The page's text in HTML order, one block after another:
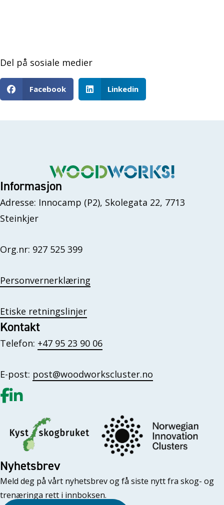
Del på sosiale medier
Facebook Linkedin
Informasjon
Adresse: Innocamp (P2), Skolegata 22, 7713
Steinkjer
Org.nr: 927 525 399
Personvernerklæring
Etiske retningslinjer
Kontakt
Telefon: +47 95 23 90 06
E-post: post@woodworkscluster.no
Gå til vår Facebook
Gå til vår LinkedIn
Nyhetsbrev
Meld deg på vårt nyhetsbrev og få siste nytt fra skog- og
trenæringa rett i innboksen.